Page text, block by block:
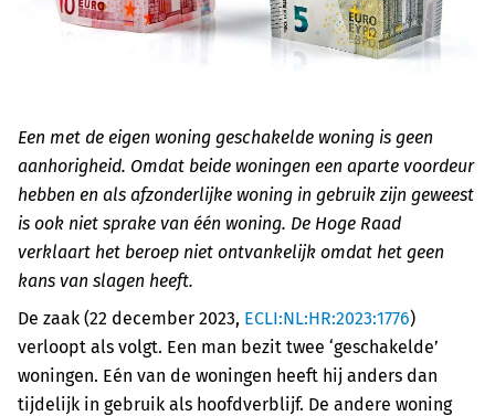
Een met de eigen woning geschakelde woning is geen
aanhorigheid. Omdat beide woningen een aparte voordeur
hebben en als afzonderlijke woning in gebruik zijn geweest
is ook niet sprake van één woning. De Hoge Raad
verklaart het beroep niet ontvankelijk omdat het geen
kans van slagen heeft.
De zaak (22 december 2023, ECLI:NL:HR:2023:1776)
verloopt als volgt. Een man bezit twee ‘geschakelde’
woningen. Eén van de woningen heeft hij anders dan
tijdelijk in gebruik als hoofdverblijf. De andere woning